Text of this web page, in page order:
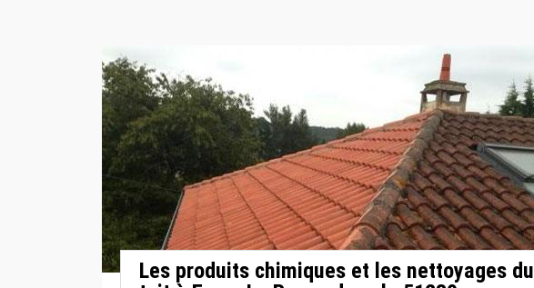
Les produits chimiques et les nettoyages du